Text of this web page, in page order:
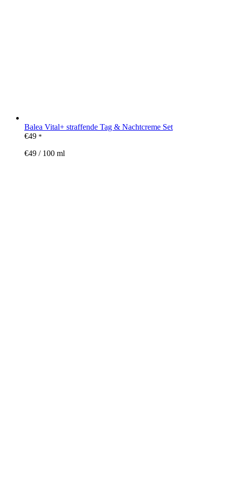
Balea Vital+ straffende Tag & Nachtcreme Set
€49 *
€49 / 100 ml